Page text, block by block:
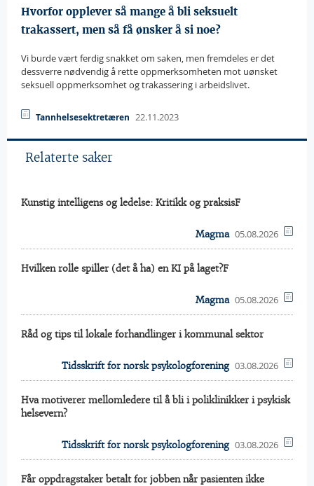
Hvorfor opplever så mange å bli seksuelt
trakassert, men så få ønsker å si noe?
Vi burde vært ferdig snakket om saken, men fremdeles er det
dessverre nødvendig å rette oppmerksomheten mot uønsket
seksuell oppmerksomhet og trakassering i arbeidslivet.
Tannhelsesektretæren 22.11.2023
Relaterte saker
Kunstig intelligens og ledelse: Kritikk og praksisF
Magma 05.08.2026
Hvilken rolle spiller (det å ha) en KI på laget?F
Magma 05.08.2026
Råd og tips til lokale forhandlinger i kommunal sektor
Tidsskrift for norsk psykologforening 03.08.2026
Hva motiverer mellomledere til å bli i poliklinikker i psykisk
helsevern?
Tidsskrift for norsk psykologforening 03.08.2026
Får oppdragstaker betalt for jobben når pasienten ikke